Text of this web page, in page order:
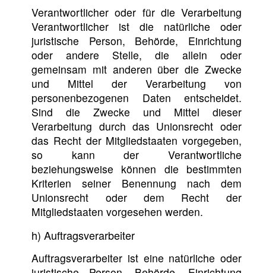
Verantwortlicher oder für die Verarbeitung
Verantwortlicher ist die natürliche oder
juristische Person, Behörde, Einrichtung
oder andere Stelle, die allein oder
gemeinsam mit anderen über die Zwecke
und Mittel der Verarbeitung von
personenbezogenen Daten entscheidet.
Sind die Zwecke und Mittel dieser
Verarbeitung durch das Unionsrecht oder
das Recht der Mitgliedstaaten vorgegeben,
so kann der Verantwortliche
beziehungsweise können die bestimmten
Kriterien seiner Benennung nach dem
Unionsrecht oder dem Recht der
Mitgliedstaaten vorgesehen werden.
h) Auftragsverarbeiter
Auftragsverarbeiter ist eine natürliche oder